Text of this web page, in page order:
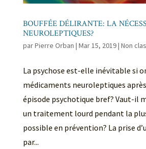
BOUFFÉE DÉLIRANTE: LA
NEUROLEPTIQUES?
parPierre Orban | Mar 15, 2019| Non
La psychose est-elle inévitable si
médicaments neuroleptiques
épisode psychotique bref? Vaut-il
un traitement lourd pendant la
possible en prévention? La prise
par...